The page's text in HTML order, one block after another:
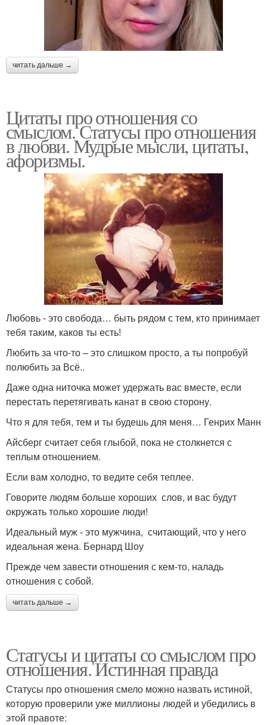
читать дальше →
Цитаты про отношения со
смыслом. Статусы про отношения
в любви. Мудрые мысли, цитаты,
афоризмы.
Любовь - это свобода… быть рядом с тем, кто принимает
тебя таким, каков ты есть!
Любить за что-то – это слишком просто, а ты попробуй
полюбить за Всё..
Даже одна ниточка может удержать вас вместе, если
перестать перетягивать канат в свою сторону.
Что я для тебя, тем и ты будешь для меня… Генрих Манн
Айсберг считает себя глыбой, пока не столкнется с
теплым отношением.
Если вам холодно, то ведите себя теплее.
Говорите людям больше хороших слов, и вас будут
окружать только хорошие люди!
Идеальный муж - это мужчина, считающий, что у него
идеальная жена. Бернард Шоу
Прежде чем завести отношения с кем-то, наладь
отношения с собой.
читать дальше →
Статусы и цитаты со смыслом про
отношения. Истинная правда
Статусы про отношения смело можно назвать истиной,
которую проверили уже миллионы людей и убедились в
этой правоте: